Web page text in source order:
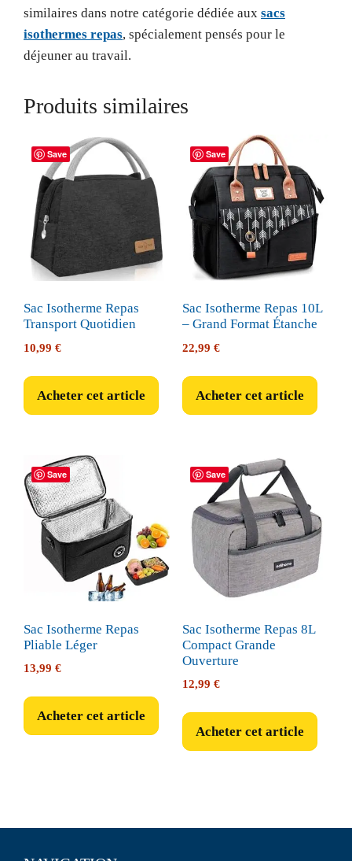
similaires dans notre catégorie dédiée aux sacs
isothermes repas, spécialement pensés pour le
déjeuner au travail.
Produits similaires
Save
Sac Isotherme Repas
Transport Quotidien
10,99 €
Acheter cet article
Save
Sac Isotherme Repas 10L
– Grand Format Étanche
22,99 €
Acheter cet article
Save
Sac Isotherme Repas
Pliable Léger
13,99 €
Acheter cet article
Save
Sac Isotherme Repas 8L
Compact Grande
Ouverture
12,99 €
Acheter cet article